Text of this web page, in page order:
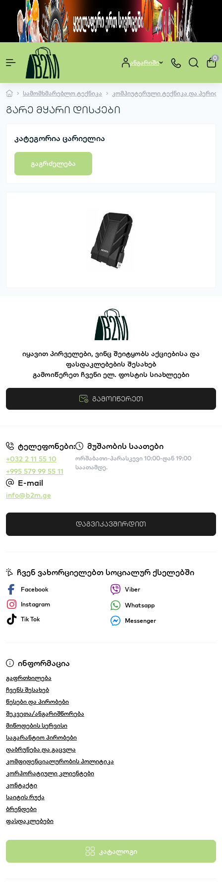
ანგარიში
0
სამომხმარებლო ტექნიკა კომპიუტერული ტექნიკა და
გარე მყარი დისკები
კატეგორია ცარიელია
გაგრძელება
იყავით პირველები, ვინც შეიტყობს აქციებისა და
ფასდაკლებების შესახებ
გამოიწერეთ ჩვენი ელ. ფოსტის სიახლეები
გამოიწერეთ
წესები და პირობები
ტელეფონები:
+032 2 11 55 10
+995 579 99 55 11
მუშაობის საათები
ორშაბათი-პარასკევი 10:00-დან 19:00
საათამდე.
E-mail
info@b2m.ge
დაგვიკავშირდით
ინფორმაცია
გაფრთხილება
ჩვენს შესახებ
წესები და პირობები
შეკვეთა/ანგარიშწორება
მიწოდების სერვისი
საგარანტიო პირობები
დაბრუნება და გაცვლა
კომფიდენციალურობის პოლიტიკა
კორპორატიული კლიენტები
კონტაქტი
საიტის რუქა
ბრენდები
ფასდაკლებები
კატალოგი
ჩვენ ვახორციელებთ სოციალურ ქსელებში
Facebook
Instagram
Tik Tok
Viber
Whatsapp
Messenger